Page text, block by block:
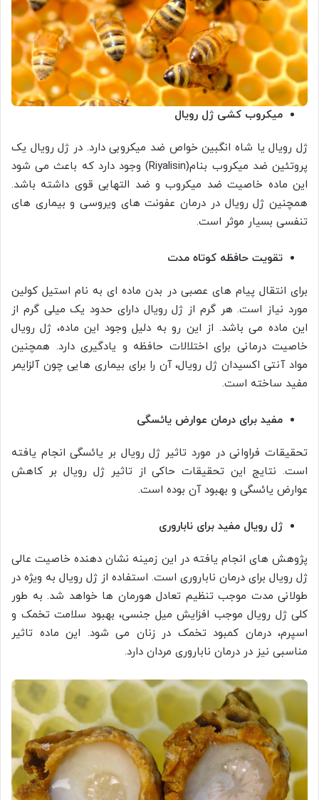
میکروب کشی ژل رویال
ژل رویال یا شاه انگبین خواص ضد میکروبی دارد. در ژل رویال یک
پروتئین ضد میکروب بنام(Riyalisin) وجود دارد که باعث می شود
این ماده خاصیت ضد میکروب و ضد التهابی قوی داشته باشد.
همچنین ژل رویال در درمان عفونت های ویروسی و بیماری های
تنفسی بسیار موثر است.
تقویت حافظه کوتاه مدت
برای انتقال پیام های عصبی در بدن ماده ای به نام استیل کولین
مورد نیاز است. هر گرم از ژل رویال دارای حدود یک میلی گرم از
این ماده می باشد. از این رو به دلیل وجود این ماده، ژل رویال
خاصیت درمانی برای اختلالات حافظه و یادگیری دارد. همچنین
مواد آنتی اکسیدان ژل رویال، آن را برای بیماری هایی چون آلزایمر
مفید ساخته است.
مفید برای درمان عوارض یائسگی
تحقیقات فراوانی در مورد تاثیر ژل رویال بر یائسگی انجام یافته
است. نتایج این تحقیقات حاکی از تاثیر ژل رویال بر کاهش
عوارض یائسگی و بهبود آن بوده است.
ژل رویال مفید برای ناباروری
پژوهش های انجام یافته در این زمینه نشان دهنده خاصیت عالی
ژل رویال برای درمان ناباروری است. استفاده از ژل رویال به ویژه در
طولانی مدت موجب تنظیم تعادل هورمان ها خواهد شد. به طور
کلی ژل رویال موجب افزایش میل جنسی، بهبود سلامت تخمک و
اسپرم، درمان کمبود تخمک در زنان می شود. این ماده تاثیر
مناسبی نیز در درمان ناباروری مردان دارد.